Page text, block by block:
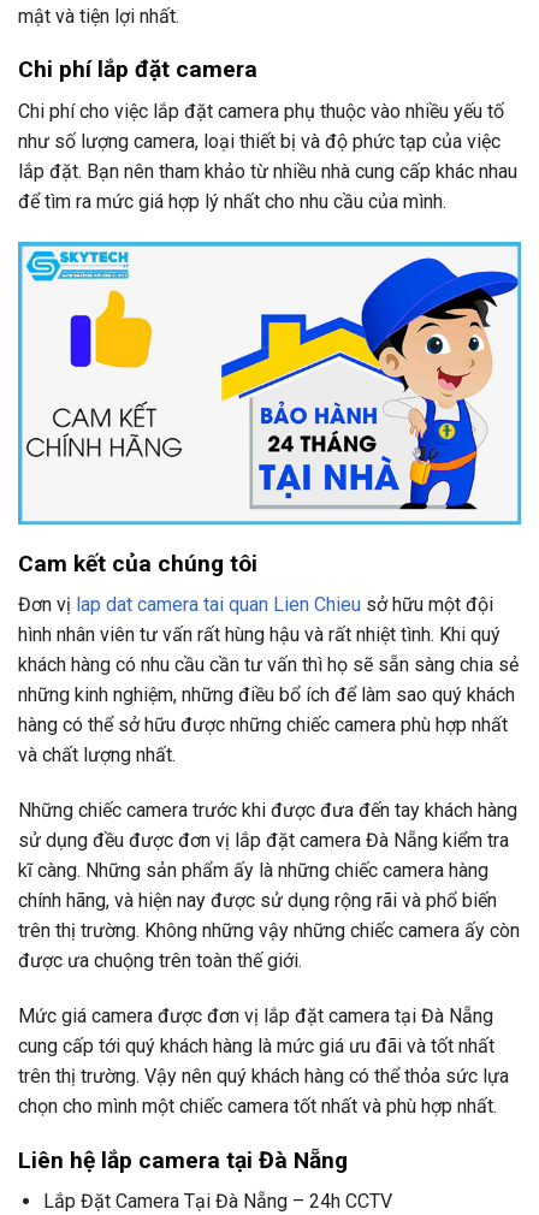
mật và tiện lợi nhất.
Chi phí lắp đặt camera
Chi phí cho việc lắp đặt camera phụ thuộc vào nhiều yếu tố
như số lượng camera, loại thiết bị và độ phức tạp của việc
lắp đặt. Bạn nên tham khảo từ nhiều nhà cung cấp khác nhau
để tìm ra mức giá hợp lý nhất cho nhu cầu của mình.
Cam kết của chúng tôi
Đơn vị lap dat camera tai quan Lien Chieu sở hữu một đội
hình nhân viên tư vấn rất hùng hậu và rất nhiệt tình. Khi quý
khách hàng có nhu cầu cần tư vấn thì họ sẽ sẵn sàng chia sẻ
những kinh nghiệm, những điều bổ ích để làm sao quý khách
hàng có thể sở hữu được những chiếc camera phù hợp nhất
và chất lượng nhất.
Những chiếc camera trước khi được đưa đến tay khách hàng
sử dụng đều được đơn vị lắp đặt camera Đà Nẵng kiểm tra
kĩ càng. Những sản phẩm ấy là những chiếc camera hàng
chính hãng, và hiện nay được sử dụng rộng rãi và phổ biến
trên thị trường. Không những vậy những chiếc camera ấy còn
được ưa chuộng trên toàn thế giới.
Mức giá camera được đơn vị lắp đặt camera tại Đà Nẵng
cung cấp tới quý khách hàng là mức giá ưu đãi và tốt nhất
trên thị trường. Vậy nên quý khách hàng có thể thỏa sức lựa
chọn cho mình một chiếc camera tốt nhất và phù hợp nhất.
Liên hệ lắp camera tại Đà Nẵng
Lắp Đặt Camera Tại Đà Nẵng – 24h CCTV